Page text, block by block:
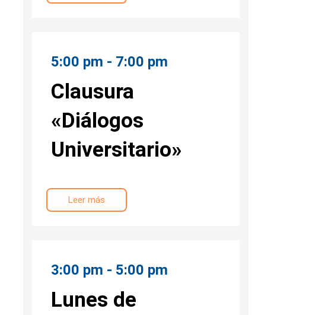
5:00 pm - 7:00 pm
Clausura
«Diálogos
Universitario»
Leer más
3:00 pm - 5:00 pm
Lunes de